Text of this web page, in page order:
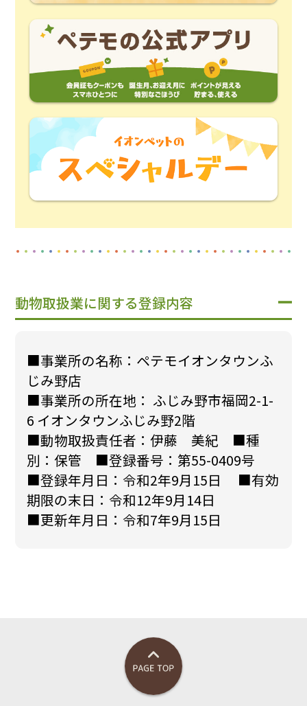
動物取扱業に関する登録内容
■事業所の名称：ペテモイオンタウンふ
じみ野店
■事業所の所在地： ふじみ野市福岡2-1-
6 イオンタウンふじみ野2階
■動物取扱責任者：伊藤 美紀 ■種
別：保管 ■登録番号：第55-0409号
■登録年月日：令和2年9月15日 ■有効
期限の末日：令和12年9月14日
■更新年月日：令和7年9月15日